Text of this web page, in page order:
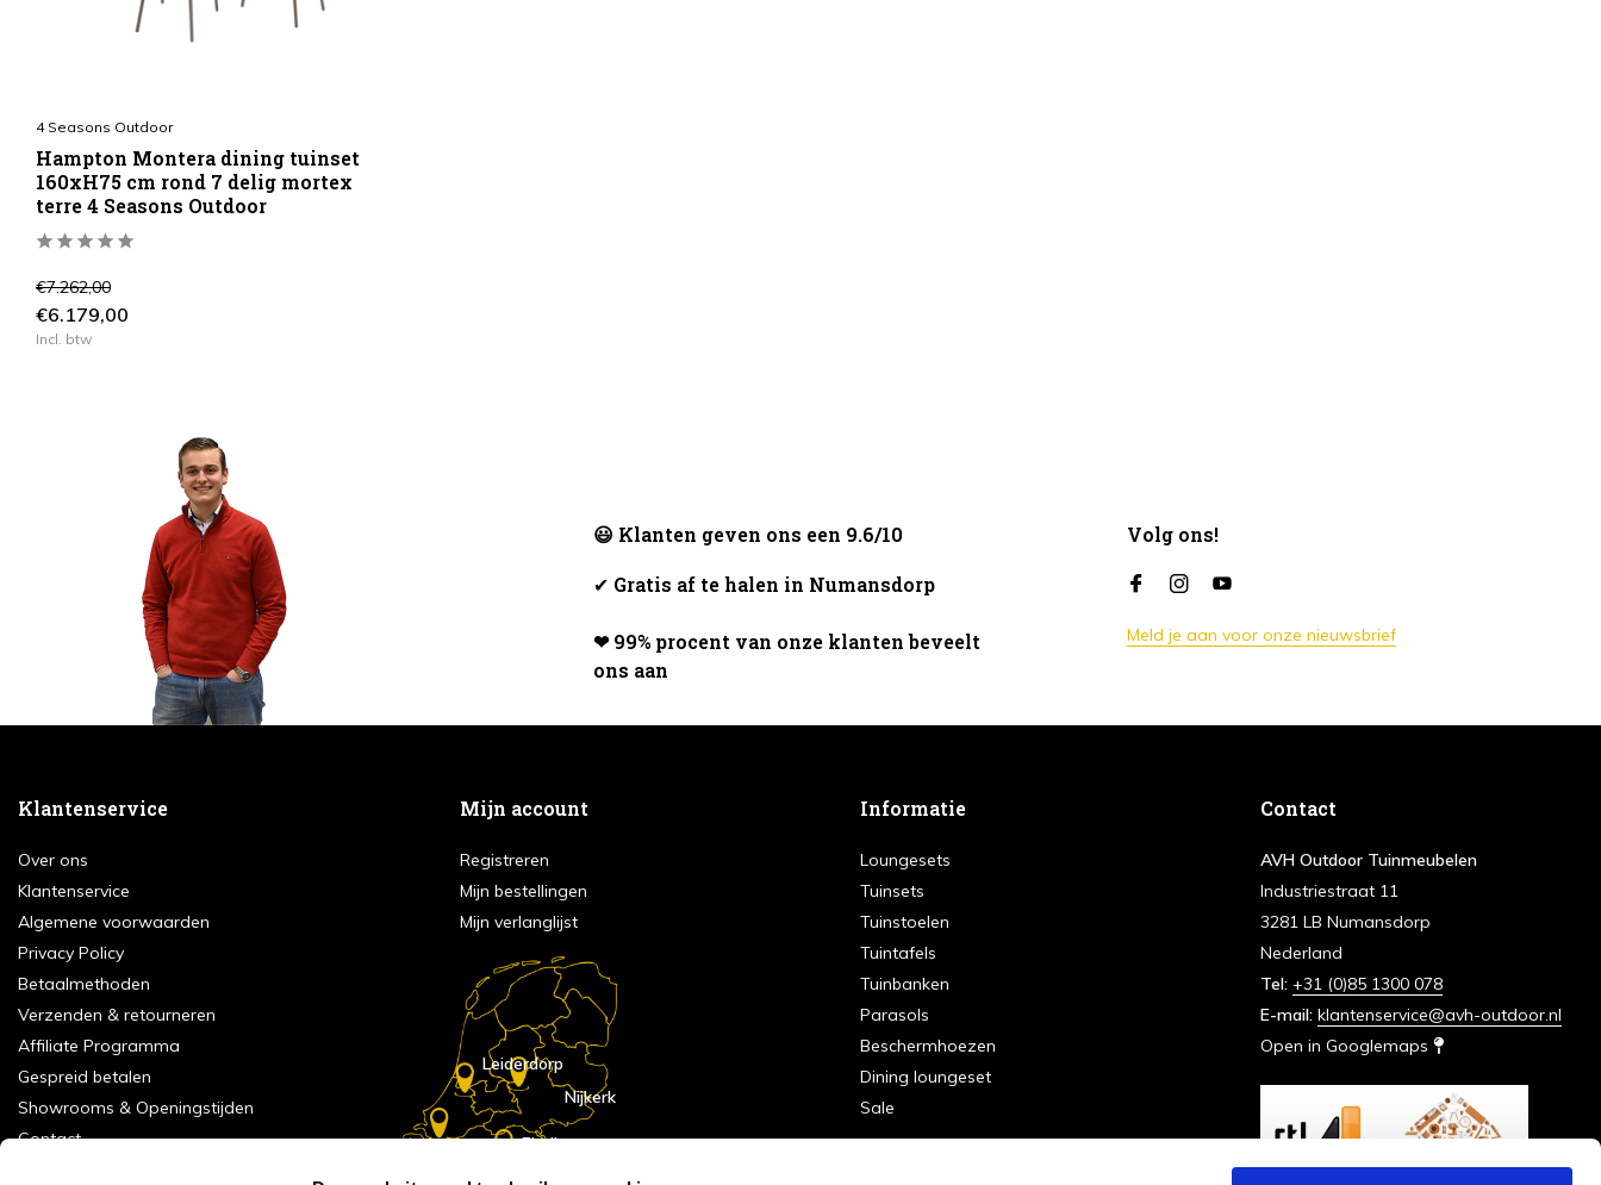
4 Seasons Outdoor
Hampton Montera dining tuinset
160xH75 cm rond 7 delig mortex
terre 4 Seasons Outdoor
€7.262,00
€6.179,00
Incl. btw
😃 Klanten geven ons een 9.6/10
✔ Gratis af te halen in Numansdorp
❤ 99% procent van onze klanten beveelt
ons aan
Volg ons!
Meld je aan voor onze nieuwsbrief
Klantenservice
Over ons
Klantenservice
Algemene voorwaarden
Privacy Policy
Betaalmethoden
Verzenden & retourneren
Affiliate Programma
Gespreid betalen
Showrooms & Openingstijden
Contact
Mijn account
Registreren
Mijn bestellingen
Mijn verlanglijst
Eindhoven
Nijkerk
Leiderdorp
Informatie
Loungesets
Tuinsets
Tuinstoelen
Tuintafels
Tuinbanken
Parasols
Beschermhoezen
Dining loungeset
Sale
Contact
AVH Outdoor Tuinmeubelen
Industriestraat 11
3281 LB Numansdorp
Nederland
Tel: +31 (0)85 1300 078
E-mail: klantenservice@avh-outdoor.nl
Open in Googlemaps